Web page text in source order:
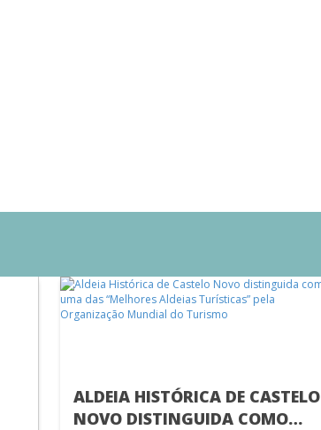
ALDEIA HISTÓRICA DE CASTELO
NOVO DISTINGUIDA COMO